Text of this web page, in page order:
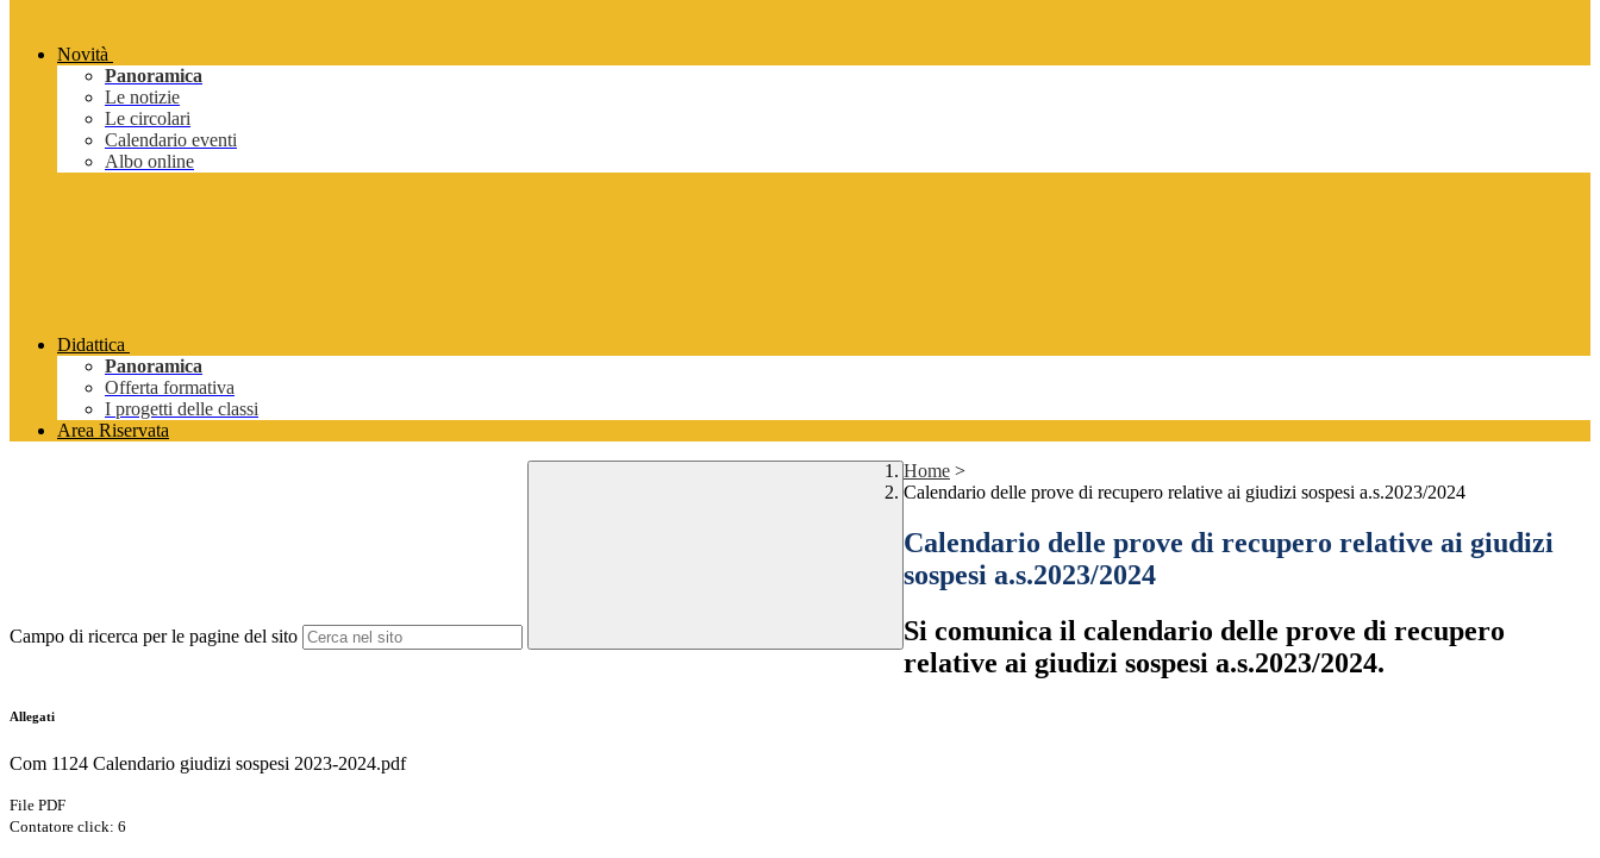
Novità
Panoramica
Le notizie
Le circolari
Calendario eventi
Albo online
Didattica
Panoramica
Offerta formativa
I progetti delle classi
Area Riservata
Campo di ricerca per le pagine del sito
Home >
Calendario delle prove di recupero relative ai giudizi sospesi a.s.2023/2024
Calendario delle prove di recupero relative ai giudizi
sospesi a.s.2023/2024
Si comunica il calendario delle prove di recupero
relative ai giudizi sospesi a.s.2023/2024.
Allegati
Com 1124 Calendario giudizi sospesi 2023-2024.pdf
File PDF
Contatore click: 6